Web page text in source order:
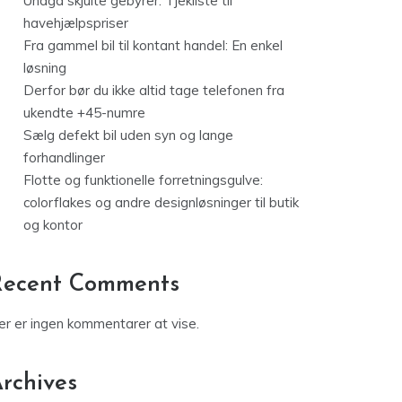
havehjælpspriser
Fra gammel bil til kontant handel: En enkel
løsning
Derfor bør du ikke altid tage telefonen fra
ukendte +45-numre
Sælg defekt bil uden syn og lange
forhandlinger
Flotte og funktionelle forretningsgulve:
colorflakes og andre designløsninger til butik
og kontor
Comments
er ingen kommentarer at vise.